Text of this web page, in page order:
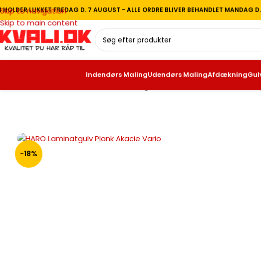
Skip to navigation
Skip to main content
HOLDER LUKKET FREDAG D. 7 AUGUST - ALLE ORDRE BLIVER BEHANDLET MANDAG
Indendørs MalingUdendørs MalingAfdækning
-18%